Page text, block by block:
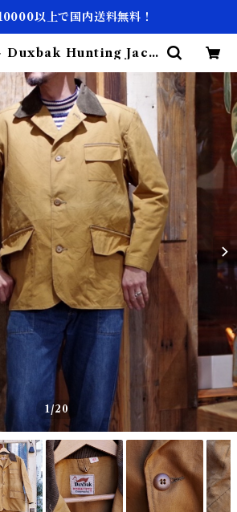
以上で国内送料無料！
Duxbak Hunting Jack
ティング ノンウォッシュ
着屋 仙台 biscco【古着
& Vintage 通販】
1/20